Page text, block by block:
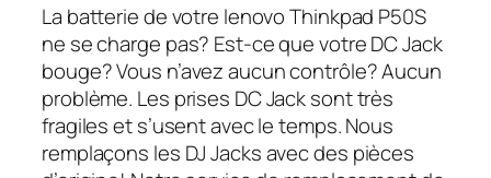
La batterie de votre lenovo Thinkpad P50S
ne se charge pas? Est-ce que votre DC Jack
bouge? Vous n’avez aucun contrôle? Aucun
problème. Les prises DC Jack sont très
fragiles et s’usent avec le temps. Nous
remplaçons les DJ Jacks avec des pièces